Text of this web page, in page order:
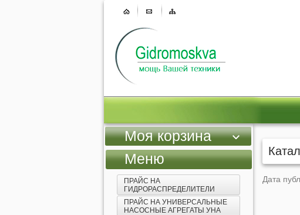
Моя корзина
Меню
ПРАЙС НА
ГИДРОРАСПРЕДЕЛИТЕЛИ
ПРАЙС НА УНИВЕРСАЛЬНЫЕ
НАСОСНЫЕ АГРЕГАТЫ УНА
Дата